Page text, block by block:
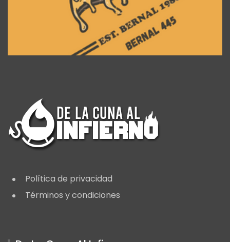
Política de privacidad
Términos y condiciones